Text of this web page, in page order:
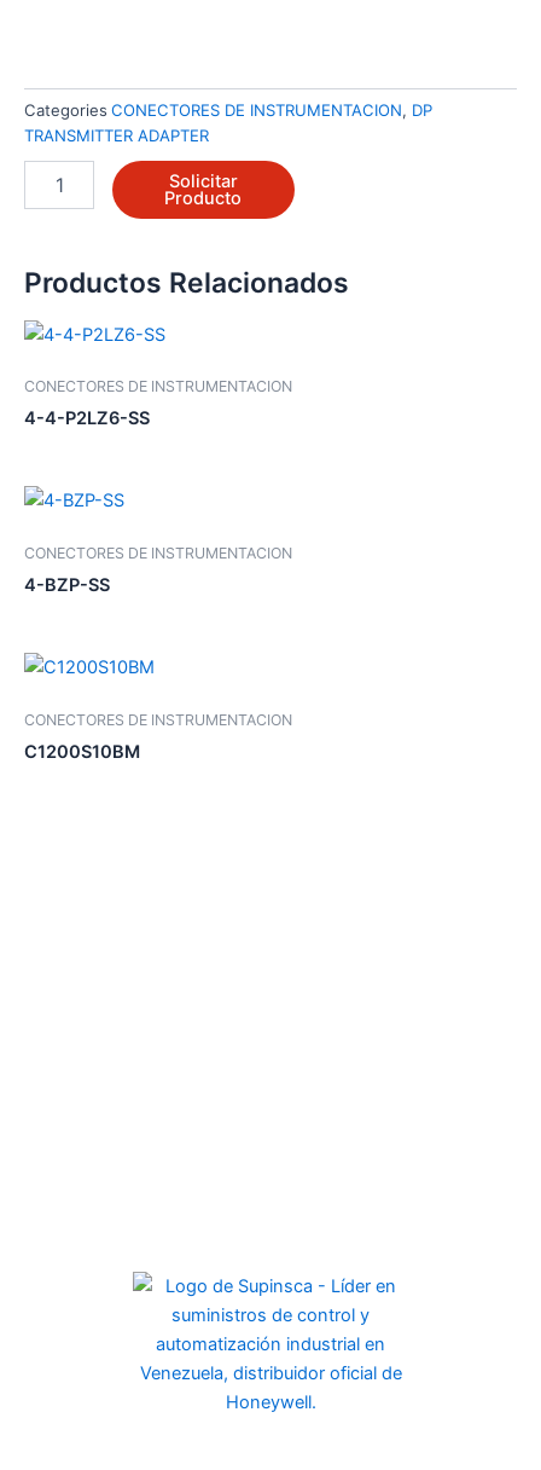
Categories CONECTORES DE INSTRUMENTACION, DP
TRANSMITTER ADAPTER
D
cantidad
Solicitar
Producto
Productos Relacionados
CONECTORES DE INSTRUMENTACION
4-4-P2LZ6-SS
CONECTORES DE INSTRUMENTACION
4-BZP-SS
CONECTORES DE INSTRUMENTACION
C1200S10BM